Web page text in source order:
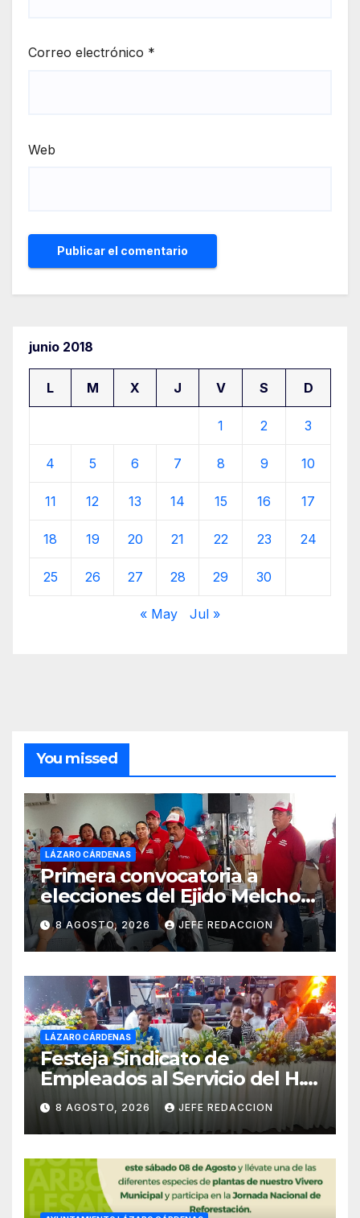
Correo electrónico *
Web
junio 2018
L M X J V S D
1 2 3
4 5 6 7 8 9 10
11 12 13 14 15 16 17
18 19 20 21 22 23 24
25 26 27 28 29 30
« May Jul »
You missed
LÁZARO CÁRDENAS
Primera convocatoria a
elecciones del Ejido Melchor
Ocampo en Lázaro Cárdenas
el domingo
8 AGOSTO, 2026 JEFE REDACCION
LÁZARO CÁRDENAS
Festeja Sindicato de
Empleados al Servicio del H.
Ayuntamiento de LZC Día del
Empleado Municipal
8 AGOSTO, 2026 JEFE REDACCION